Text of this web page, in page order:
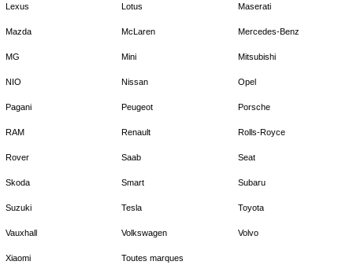
Lexus Lotus Maserati
Mazda McLaren Mercedes-Benz
MG Mini Mitsubishi
NIO Nissan Opel
Pagani Peugeot Porsche
RAM Renault Rolls-Royce
Rover Saab Seat
Skoda Smart Subaru
Suzuki Tesla Toyota
Vauxhall Volkswagen Volvo
Xiaomi Toutes marques